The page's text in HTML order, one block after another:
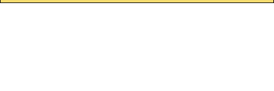
Rohrerstrasse 20